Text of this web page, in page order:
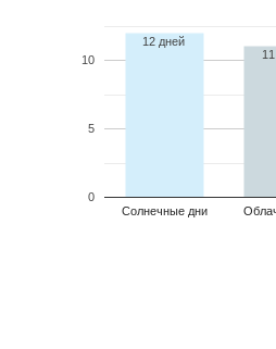
Солнечные дни
0
5
10
12 дней